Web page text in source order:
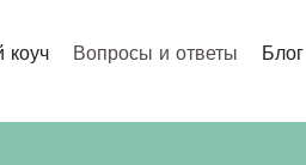
коуч Вопросы и ответы Блог